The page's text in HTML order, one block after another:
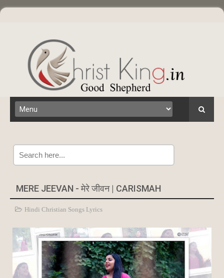
MERE JEEVAN - मेरे जीवन | CARISMAH
Hindi Christian Songs Lyrics